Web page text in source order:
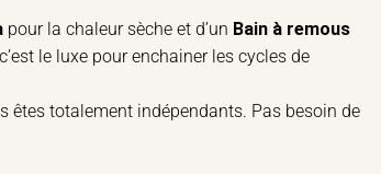
pour la chaleur sèche et d’un Bain à remous
le luxe pour enchainer les cycles de
êtes totalement indépendants. Pas besoin de